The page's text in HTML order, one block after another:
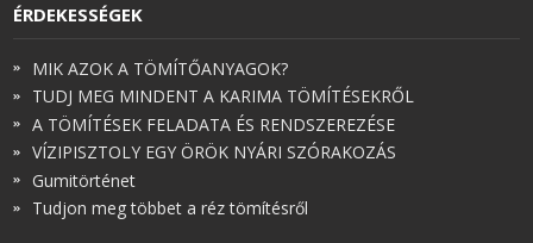
ÉRDEKESSÉGEK
MIK AZOK A TÖMÍTŐANYAGOK?
TUDJ MEG MINDENT A KARIMA TÖMÍTÉSEKRŐL
A TÖMÍTÉSEK FELADATA ÉS RENDSZEREZÉSE
VÍZIPISZTOLY EGY ÖRÖK NYÁRI SZÓRAKOZÁS
Gumitörténet
Tudjon meg többet a réz tömítésről